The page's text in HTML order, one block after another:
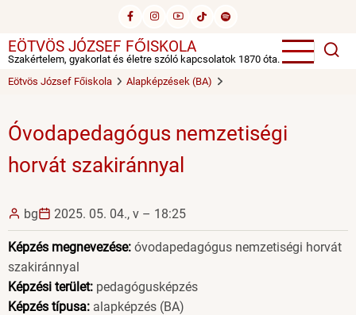
tartalomra
EÖTVÖS JÓZSEF FŐISKOLA
Szakértelem, gyakorlat és életre szóló kapcsolatok 1870 óta.
Eötvös József Főiskola
Alapképzések (BA)
Óvodapedagógus nemzetiségi
horvát szakiránnyal
bg 2025. 05. 04., v – 18:25
Képzés megnevezése: óvodapedagógus nemzetiségi horvát
szakiránnyal
Képzési terület: pedagógusképzés
Képzés típusa: alapképzés (BA)